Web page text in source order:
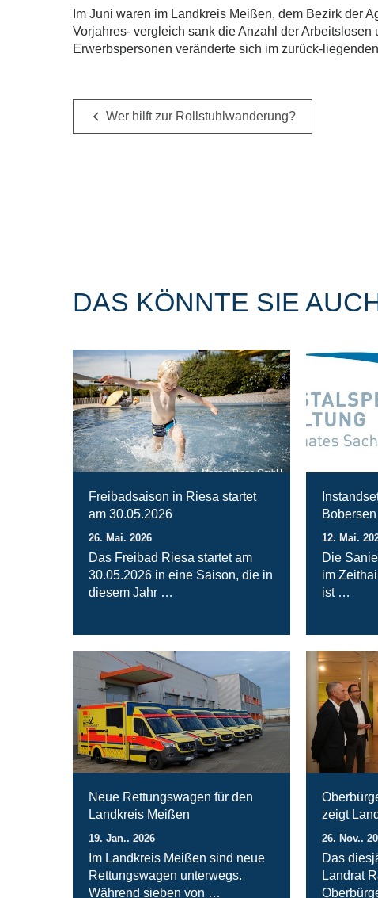
Im Juni waren im Landkreis Meißen, dem Bezirk der
Vorjahres- vergleich sank die Anzahl der
Erwerbspersonen veränderte sich im zurück-
Wer hilft zur Rollstuhlwanderung?
DAS KÖNNTE SIE
Magnet Riesa GmbH
Freibadsaison in Riesa startet
am 30.05.2026
26. Mai. 2026
Das Freibad Riesa startet am
30.05.2026 in eine Saison, die in
diesem Jahr …
12. Mai.
Die
im
ist …
Neue Rettungswagen für den
Landkreis Meißen
19. Jan.. 2026
Im Landkreis Meißen sind neue
Rettungswagen unterwegs.
Während sieben von …
zeigt
26. Nov..
Das
Landrat